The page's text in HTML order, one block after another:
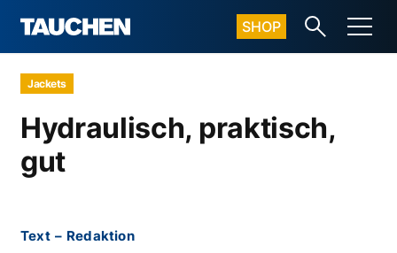
SHOP
Jackets
Hydraulisch, praktisch,
gut
Text – Redaktion